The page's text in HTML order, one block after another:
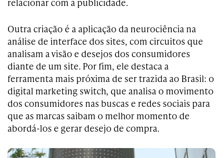
Outra criação é a aplicação da neurociência na
análise de interface dos sites, com circuitos que
analisam a visão e desejos dos consumidores
diante de um site. Por fim, ele destaca a
ferramenta mais próxima de ser trazida ao Brasil: o
digital marketing switch, que analisa o movimento
dos consumidores nas buscas e redes sociais para
que as marcas saibam o melhor momento de
abordá-los e gerar desejo de compra.